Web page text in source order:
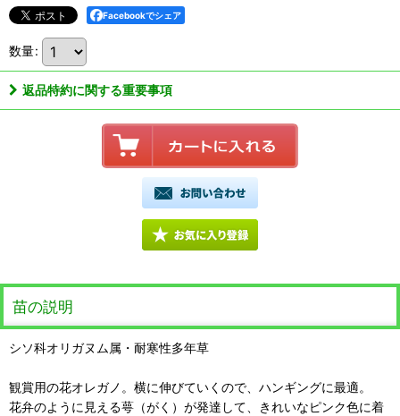
Facebookでシェア
数量:
返品特約に関する重要事項
苗の説明
シソ科オリガヌム属・耐寒性多年草
観賞用の花オレガノ。横に伸びていくので、ハンギングに最適。
花弁のように見える萼（がく）が発達して、きれいなピンク色に着